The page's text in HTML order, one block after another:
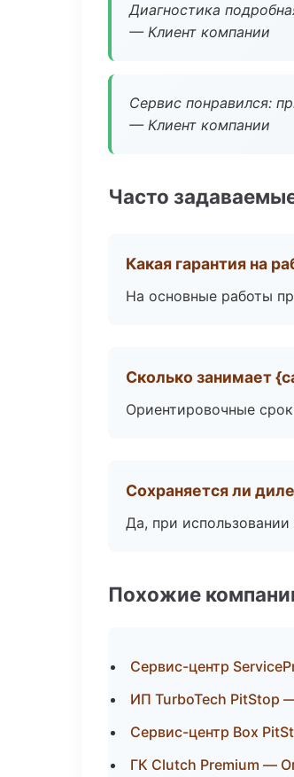
Диагностика
— Клиент компании
Сервис понравился:
— Клиент компании
Часто
Какая гарантия на
На основные работы
Сколько занимает
Ориентировочные
Сохраняется ли
Да, при
Похожие
Сервис-центр
ИП TurboTech PitStop
Сервис-центр Box
ГК Clutch Premium —